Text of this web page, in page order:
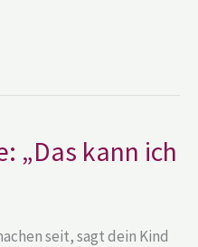
„Das kann ich
seit, sagt dein Kind